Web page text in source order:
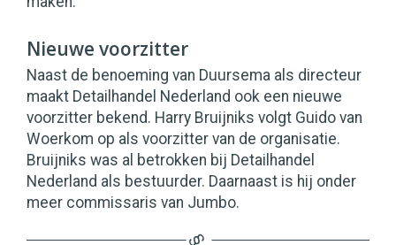
Nieuwe voorzitter
Naast de benoeming van Duursema als directeur
maakt Detailhandel Nederland ook een nieuwe
voorzitter bekend. Harry Bruijniks volgt Guido van
Woerkom op als voorzitter van de organisatie.
Bruijniks was al betrokken bij Detailhandel
Nederland als bestuurder. Daarnaast is hij onder
meer commissaris van Jumbo.